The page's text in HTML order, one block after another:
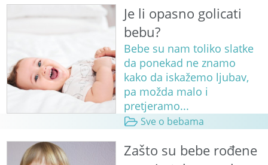
Je li opasno golicati
bebu?
Bebe su nam toliko slatke
da ponekad ne znamo
kako da iskažemo ljubav,
pa možda malo i
pretjeramo...
Sve o bebama
Zašto su bebe rođene